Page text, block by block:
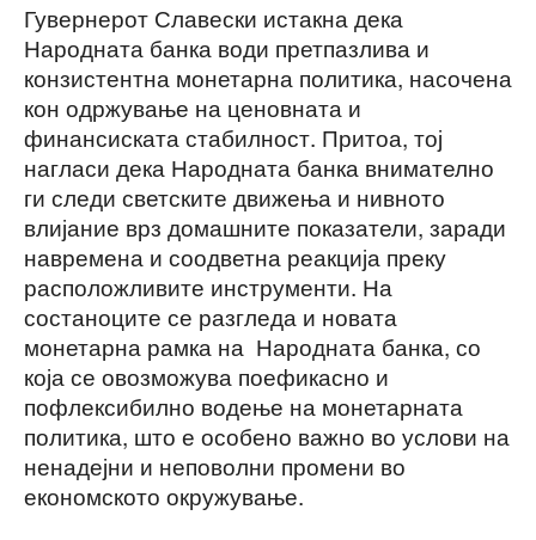
Гувернерот Славески истакна дека
Народната банка води претпазлива и
конзистентна монетарна политика, насочена
кон одржување на ценовната и
финансиската стабилност. Притоа, тој
нагласи дека Народната банка внимателно
ги следи светските движења и нивното
влијание врз домашните показатели, заради
навремена и соодветна реакција преку
расположливите инструменти. На
состаноците се разгледа и новата
монетарна рамка на Народната банка, со
која се овозможува поефикасно и
пофлексибилно водење на монетарната
политика, што е особено важно во услови на
ненадејни и неповолни промени во
економското окружување.